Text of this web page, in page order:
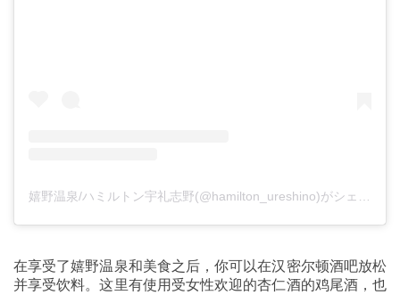
嬉野温泉/ハミルトン宇礼志野(@hamilton_ureshino)がシェアした投稿
在享受了嬉野温泉和美食之后，你可以在汉密尔顿酒吧放松
并享受饮料。这里有使用受女性欢迎的杏仁酒的鸡尾酒，也